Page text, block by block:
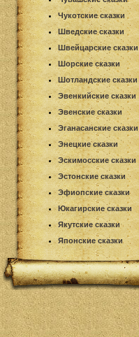
Чукотские сказки
Шведские сказки
Швейцарские сказки
Шорские сказки
Шотландские сказки
Эвенкийские сказки
Эвенские сказки
Эганасанские сказки
Энецкие сказки
Эскимосские сказки
Эстонские сказки
Эфиопские сказки
Юкагирские сказки
Якутские сказки
Японские сказки